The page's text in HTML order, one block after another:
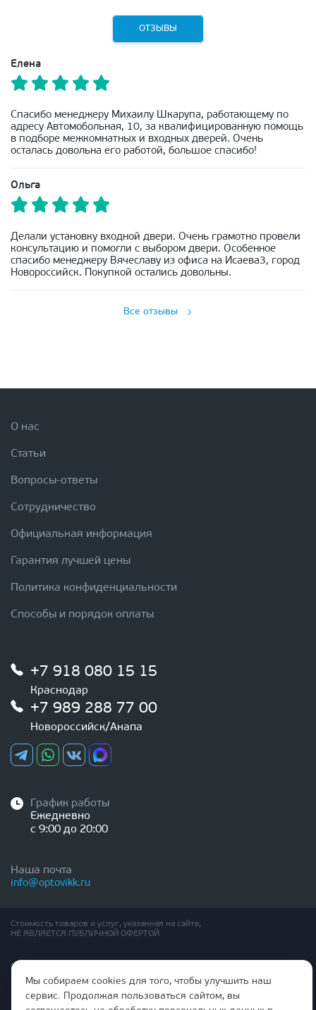
ОТЗЫВЫ
Елена
Спасибо менеджеру Михаилу Шкарупа, работающему по
адресу Автомобольная, 10, за квалифицированную помощь
в подборе межкомнатных и входных дверей. Очень
осталась довольна его работой, большое спасибо!
Ольга
Делали установку входной двери. Очень грамотно провели
консультацию и помогли с выбором двери. Особенное
спасибо менеджеру Вячеславу из офиса на Исаева3, город
Новороссийск. Покупкой остались довольны.
Все отзывы
О нас
Статьи
Вопросы-ответы
Сотрудничество
Официальная информация
Гарантия лучшей цены
Политика конфиденциальности
Способы и порядок оплаты
+7 918 080 15 15
Краснодар
+7 989 288 77 00
Новороссийск/Анапа
График работы
Ежедневно
с 9:00 до 20:00
Наша почта
info@optovikk.ru
Стоимость товаров и услуг, указанная на сайте,
НЕ ЯВЛЯЕТСЯ ПУБЛИЧНОЙ ОФЕРТОЙ
Правила эксплутации входных и межкомнатных дверей
Политика обработки персональных данных
Согласие на обработку персональных данных
Мы собираем cookies для того, чтобы улучшить наш
сервис. Продолжая пользоваться сайтом, вы